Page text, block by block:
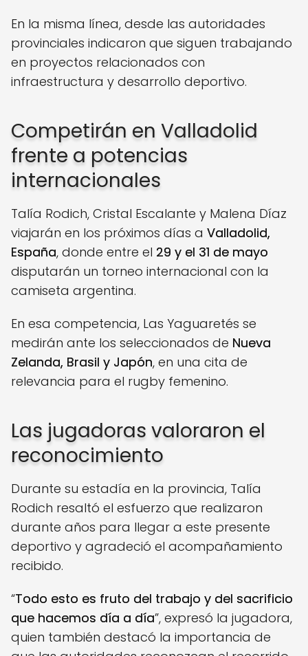
En la misma línea, desde las autoridades
provinciales indicaron que siguen trabajando
en proyectos relacionados con
infraestructura y desarrollo deportivo.
Competirán en Valladolid
frente a potencias
internacionales
Talía Rodich, Cristal Escalante y Malena Díaz
viajarán en los próximos días a Valladolid,
España, donde entre el 29 y el 31 de mayo
disputarán un torneo internacional con la
camiseta argentina.
En esa competencia, Las Yaguaretés se
medirán ante los seleccionados de Nueva
Zelanda, Brasil y Japón, en una cita de
relevancia para el rugby femenino.
Las jugadoras valoraron el
reconocimiento
Durante su estadía en la provincia, Talía
Rodich resaltó el esfuerzo que realizaron
durante años para llegar a este presente
deportivo y agradeció el acompañamiento
recibido.
“Todo esto es fruto del trabajo y del sacrificio
que hacemos día a día”, expresó la jugadora,
quien también destacó la importancia de